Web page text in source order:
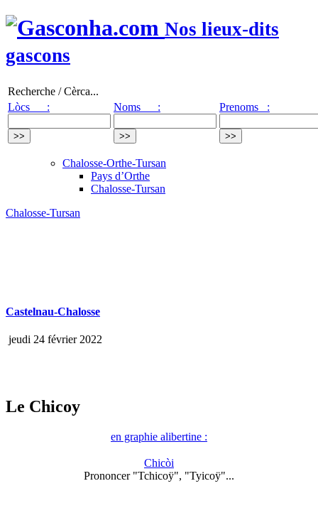
Nos lieux-dits
gascons
Recherche / Cèrca...
Lòcs :
Noms : Prenoms :
Chalosse-Orthe-Tursan
Pays d’Orthe
Chalosse-Tursan
Chalosse-Tursan
Castelnau-Chalosse
jeudi 24 février 2022
Le Chicoy
en graphie alibertine :
Chicòi
Prononcer "Tchicoÿ", "Tyicoÿ"...